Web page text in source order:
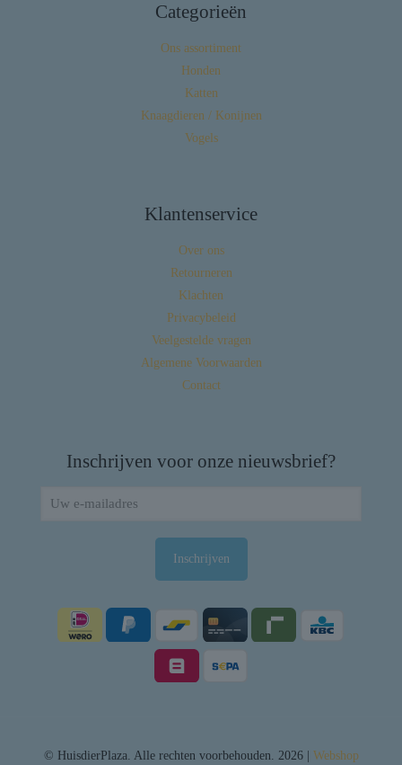
Categorieën
Ons assortiment
Honden
Katten
Knaagdieren / Konijnen
Vogels
Klantenservice
Over ons
Retourneren
Klachten
Privacybeleid
Veelgestelde vragen
Algemene Voorwaarden
Contact
Inschrijven voor onze nieuwsbrief?
© HuisdierPlaza. Alle rechten voorbehouden. 2026 | Webshop